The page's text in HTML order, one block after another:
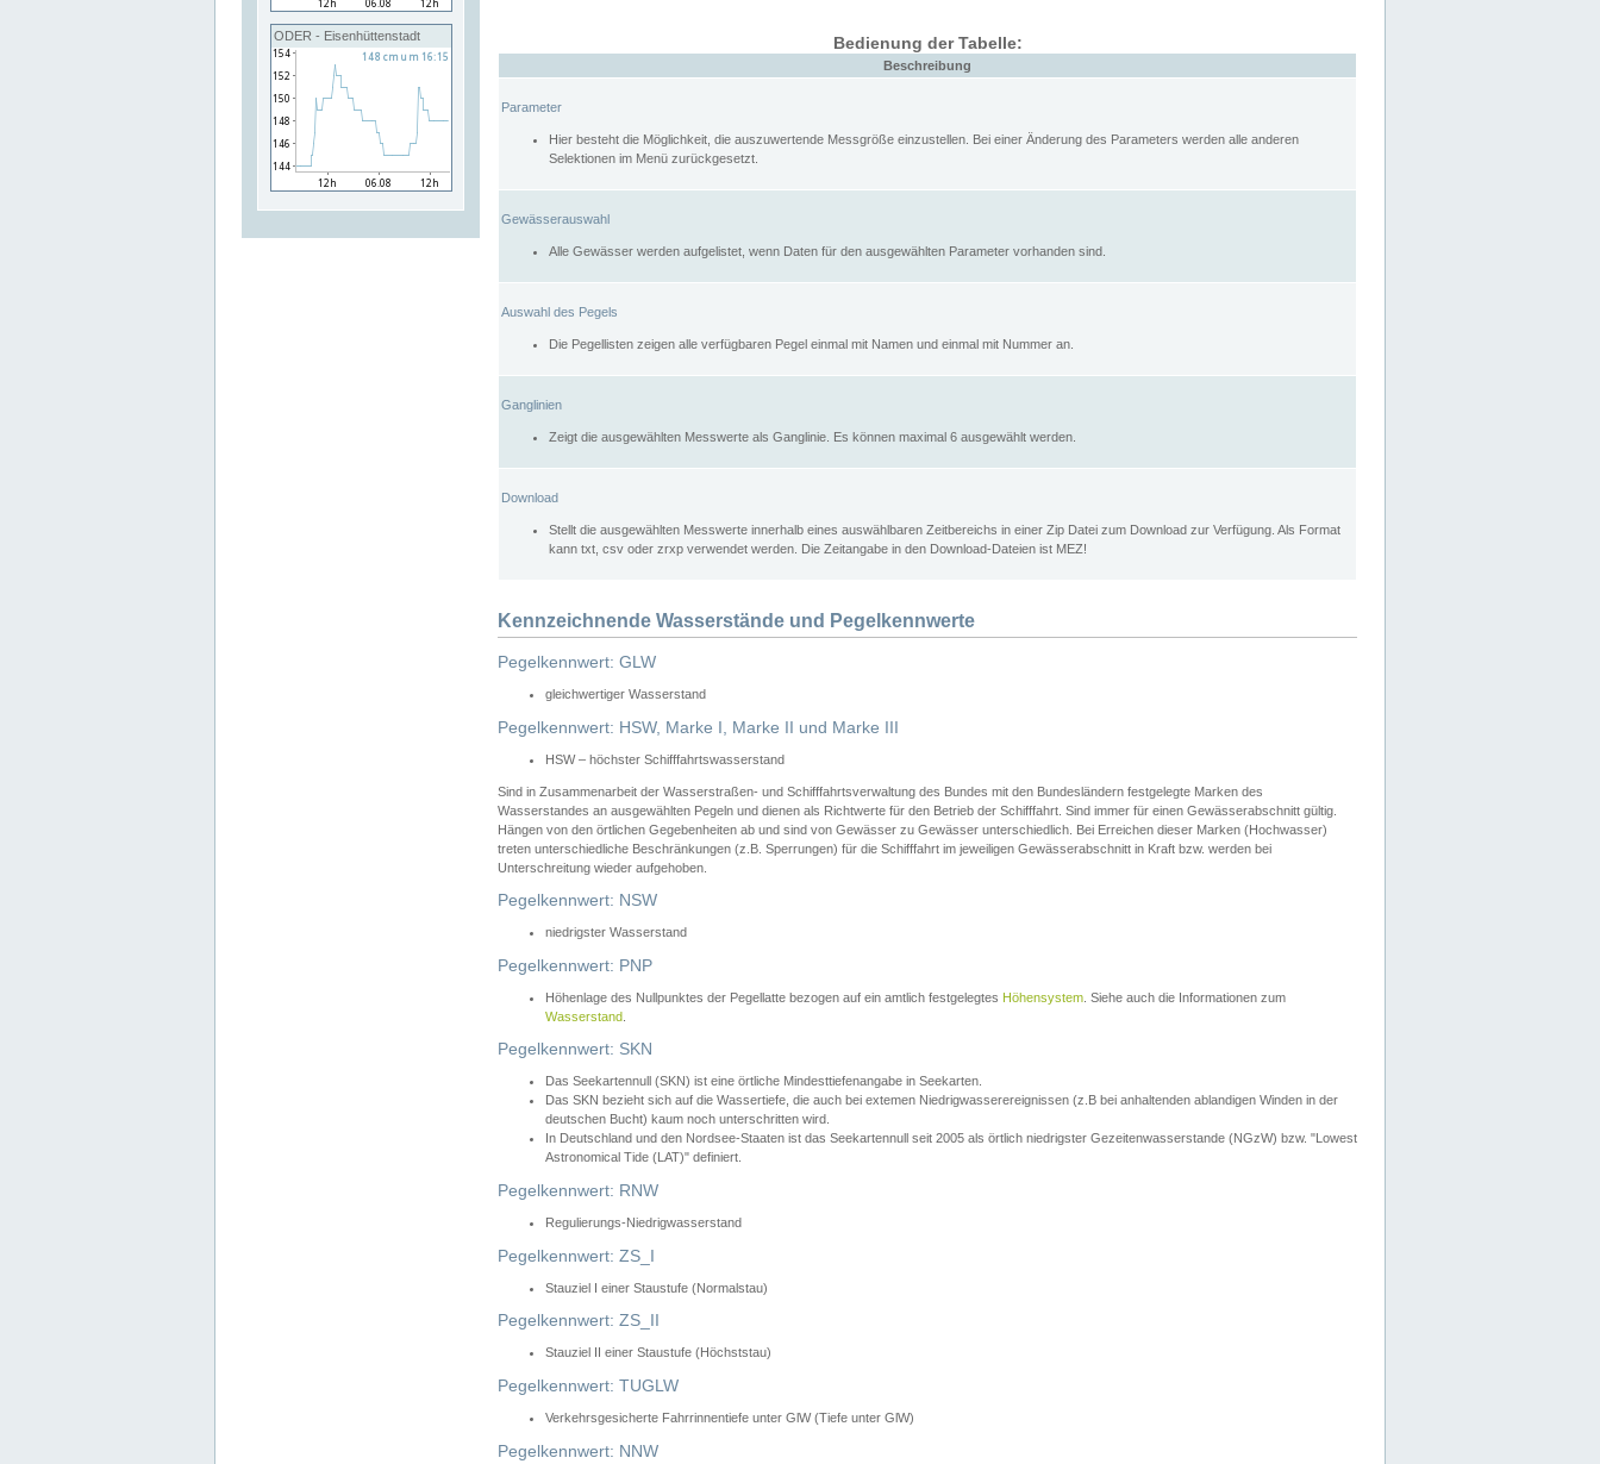
ODER - Eisenhüttenstadt Bedienung der Tabelle:
Beschreibung
Parameter
Hier besteht die Möglichkeit, die auszuwertende Messgröße einzustellen. Bei einer Änderung des Parameters werden alle anderen
Selektionen im Menü zurückgesetzt.
Gewässerauswahl
Alle Gewässer werden aufgelistet, wenn Daten für den ausgewählten Parameter vorhanden sind.
Auswahl des Pegels
Die Pegellisten zeigen alle verfügbaren Pegel einmal mit Namen und einmal mit Nummer an.
Ganglinien
Zeigt die ausgewählten Messwerte als Ganglinie. Es können maximal 6 ausgewählt werden.
Download
Stellt die ausgewählten Messwerte innerhalb eines auswählbaren Zeitbereichs in einer Zip Datei zum Download zur Verfügung. Als Format
kann txt, csv oder zrxp verwendet werden. Die Zeitangabe in den Download-Dateien ist MEZ!
Kennzeichnende Wasserstände und Pegelkennwerte
Pegelkennwert: GLW
gleichwertiger Wasserstand
Pegelkennwert: HSW, Marke I, Marke II und Marke III
HSW – höchster Schifffahrtswasserstand
Sind in Zusammenarbeit der Wasserstraßen- und Schifffahrtsverwaltung des Bundes mit den Bundesländern festgelegte Marken des
Wasserstandes an ausgewählten Pegeln und dienen als Richtwerte für den Betrieb der Schifffahrt. Sind immer für einen Gewässerabschnitt gültig.
Hängen von den örtlichen Gegebenheiten ab und sind von Gewässer zu Gewässer unterschiedlich. Bei Erreichen dieser Marken (Hochwasser)
treten unterschiedliche Beschränkungen (z.B. Sperrungen) für die Schifffahrt im jeweiligen Gewässerabschnitt in Kraft bzw. werden bei
Unterschreitung wieder aufgehoben.
Pegelkennwert: NSW
niedrigster Wasserstand
Pegelkennwert: PNP
Höhenlage des Nullpunktes der Pegellatte bezogen auf ein amtlich festgelegtes Höhensystem . Siehe auch die Informationen zum
Wasserstand
Pegelkennwert: SKN
Das Seekartennull (SKN) ist eine örtliche Mindesttiefenangabe in Seekarten.
Das SKN bezieht sich auf die Wassertiefe, die auch bei extemen Niedrigwasserereignissen (z.B bei anhaltenden ablandigen Winden in der
deutschen Bucht) kaum noch unterschritten wird.
In Deutschland und den Nordsee-Staaten ist das Seekartennull seit 2005 als örtlich niedrigster Gezeitenwasserstande (NGzW) bzw. "Lowest
Astronomical Tide (LAT)" definiert.
Pegelkennwert: RNW
Regulierungs-Niedrigwasserstand
Pegelkennwert: ZS_I
Stauziel I einer Staustufe (Normalstau)
Pegelkennwert: ZS_II
Stauziel II einer Staustufe (Höchststau)
Pegelkennwert: TUGLW
Verkehrsgesicherte Fahrrinnentiefe unter GlW (Tiefe unter GlW)
Pegelkennwert: NNW